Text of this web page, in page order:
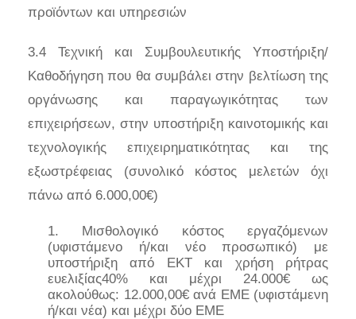
προϊόντων και υπηρεσιών
3.4 Τεχνική και Συμβουλευτικής Υποστήριξη/
Καθοδήγηση που θα συμβάλει στην βελτίωση της
οργάνωσης και παραγωγικότητας των
επιχειρήσεων, στην υποστήριξη καινοτομικής και
τεχνολογικής επιχειρηματικότητας και της
εξωστρέφειας (συνολικό κόστος μελετών όχι
πάνω από 6.000,00€)
Μισθολογικό κόστος εργαζόμενων
(υφιστάμενο ή/και νέο προσωπικό) με
υποστήριξη από ΕΚΤ και χρήση ρήτρας
ευελιξίας40% και μέχρι 24.000€ ως
ακολούθως: 12.000,00€ ανά ΕΜΕ (υφιστάμενη
ή/και νέα) και μέχρι δύο ΕΜΕ